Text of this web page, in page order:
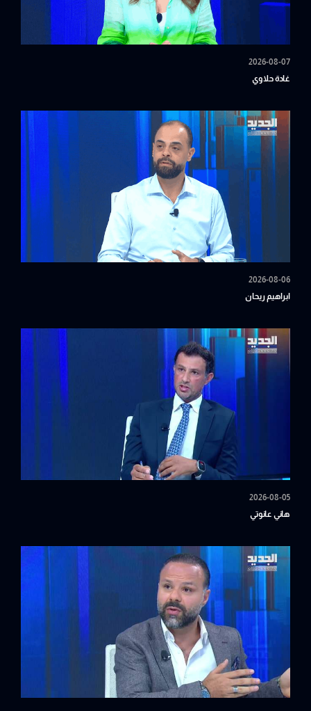
2026-08-07
غادة حلاوي
2026-08-06
ابراهيم ريحان
2026-08-05
هاني عانوتي